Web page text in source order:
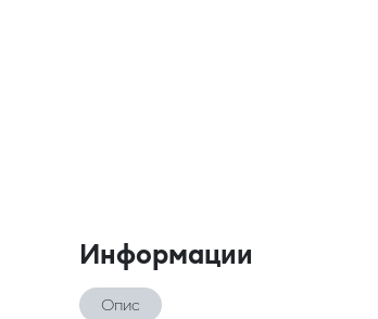
Информации
Опис